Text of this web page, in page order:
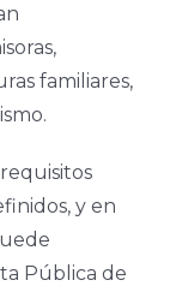
familiares,
y en
Pública de